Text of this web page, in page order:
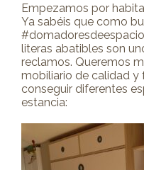
Empezamos por
Ya sabéis que como
literas abatibles son
reclamos. Queremos
mobiliario de calidad
conseguir diferentes
estancia: